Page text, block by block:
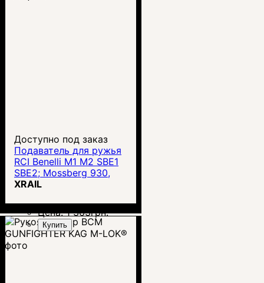
Доступно под заказ
Подаватель для ружья
RCI Benelli M1 M2 SBE1
SBE2; Mossberg 930,
935, 590
XRAIL
Цена:1 363грн.
Купить